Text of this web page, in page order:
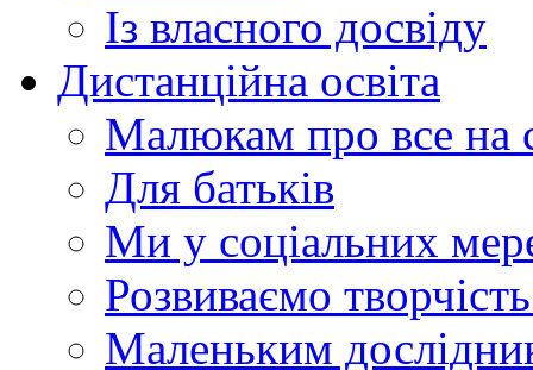
Із власного досвіду
Дистанційна освіта
Малюкам про все на
Для батьків
Ми у соціальних
Розвиваємо
Маленьким